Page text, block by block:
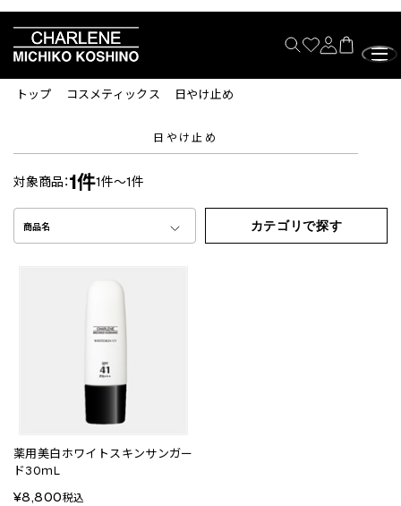
トップ コスメティックス 日やけ止め
日やけ止め
対象商品：1件1件～1件
商品名 カテゴリで探す
薬用美白ホワイトスキンサンガー
ド30ｍL
¥8,800税込